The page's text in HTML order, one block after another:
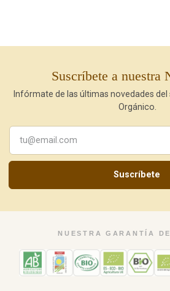
Suscríbete a nuestra
Infórmate de las últimas novedades del
Orgánico.
Suscríbete
NUESTRA GARANTÍA